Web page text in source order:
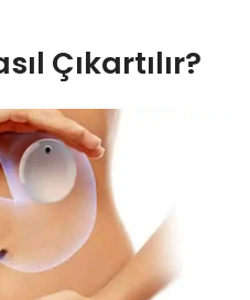
Çıkartılır?